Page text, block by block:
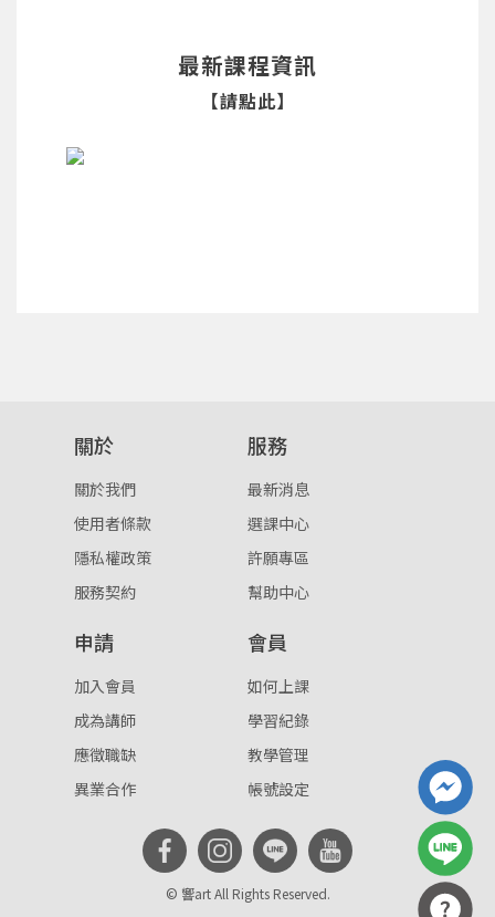
或
註冊
按下註冊即代表你同意我們的 使用者條款
。
重設密碼
最新課程資訊
【請點此】
關於
關於我們
使用者條款
隱私權政策
服務契約
服務
最新消息
選課中心
許願專區
幫助中心
申請
加入會員
成為講師
應徵職缺
異業合作
會員
如何上課
學習紀錄
教學管理
帳號設定
© 響art All Rights Reserved.